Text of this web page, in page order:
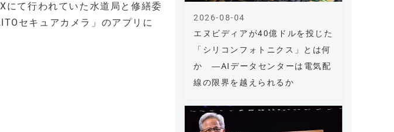
にて行われていた水道局と修繕委
セキュアカメラ」のアプリに
エヌビディアが40億ドルを投じた
「シリコンフォトニクス」とは何
か ―AIデータセンターは電気配
線の限界を越えられるか
2026-08-04